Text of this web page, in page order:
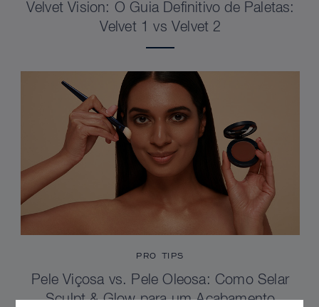
Velvet Vision: O Guia Definitivo de Paletas:
Velvet 1 vs Velvet 2
PRO TIPS
Pele Viçosa vs. Pele Oleosa: Como Selar
Sculpt & Glow para um Acabamento